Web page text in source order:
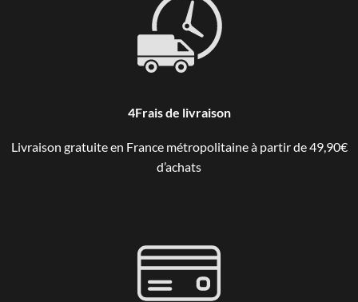
4Frais de livraison
Livraison gratuite en France métropolitaine à partir de 49,90€
d’achats